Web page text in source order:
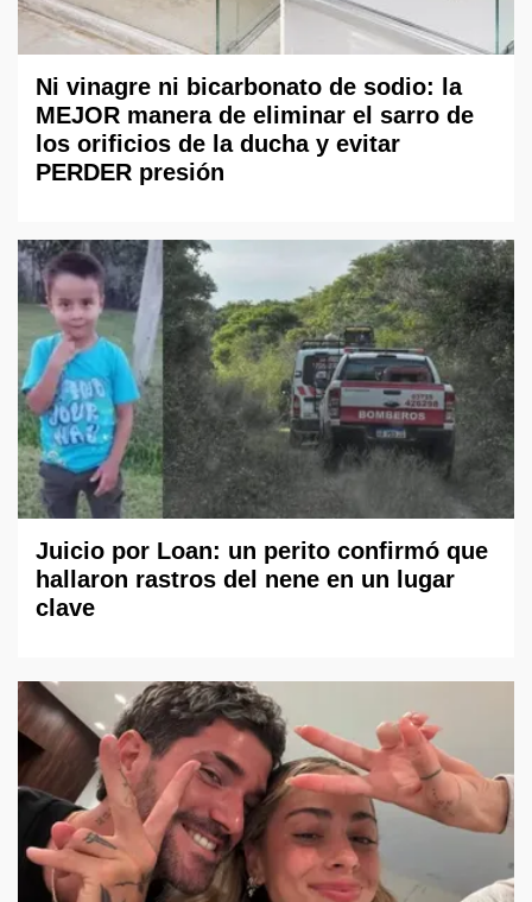
Ni vinagre ni bicarbonato de sodio: la
MEJOR manera de eliminar el sarro de
los orificios de la ducha y evitar
PERDER presión
Juicio por Loan: un perito confirmó que
hallaron rastros del nene en un lugar
clave